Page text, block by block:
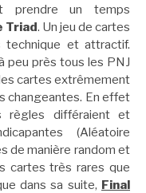
prendre un temps
Triad. Un jeu de cartes
technique et attractif.
peu près tous les PNJ
cartes extrêmement
changeantes. En effet
règles différaient et
(Aléatoire
de manière random et
cartes très rares que
dans sa suite, Final